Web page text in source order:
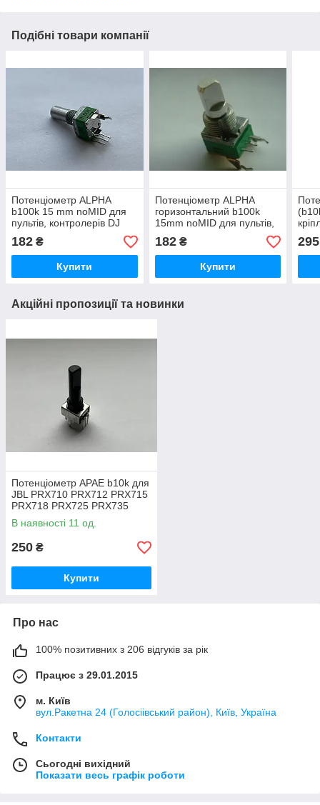
Подібні товари компанії
Потенціометр ALPHA
b100k 15 mm noMID для
пультів, контролерів DJ
HERCULES RMX
182 ₴
Купити
Потенціометр ALPHA
горизонтальний b100k
15mm noMID для пультів,
контролерів HERCULES
DJ RMX
182₴
Купити
295
Акційні пропозиції та новинки
Потенціометр APAE b10k для
JBL PRX710 PRX712 PRX715
PRX718 PRX725 PRX735
PRX815 PRX835 PRX825
В наявності 11 од.
250 ₴
Купити
Про нас
100% позитивних з 206 відгуків за рік
Працює з 29.01.2015
м. Київ
вул.Ракетна 24 (Голосіівський район), Київ, Україна
Контакти
Сьогодні вихідний
Показати весь графік роботи